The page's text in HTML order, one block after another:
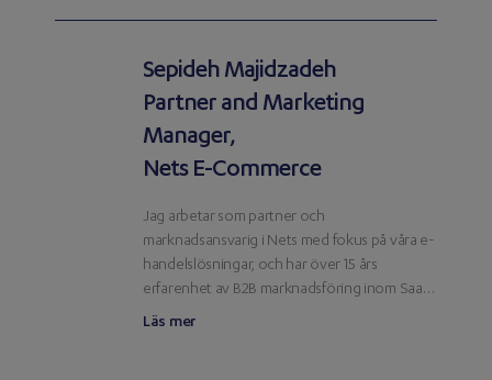
Sepideh Majidzadeh
Partner and Marketing
Manager,
Nets E-Commerce
Jag arbetar som partner och
marknadsansvarig i Nets med fokus på våra e-
handelslösningar, och har över 15 års
erfarenhet av B2B marknadsföring inom SaaS.
Det är viktigt för mig att våra kunder och
Läs mer